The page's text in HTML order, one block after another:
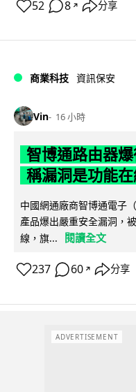
52 8 ↗ 分享
商業科技 資訊保安
Vin 16 小時
智博通路由器
稱漏洞是功能
中國網通廠商智博通電子
產品爆出嚴重安全漏洞，
線，旗...
閱讀全文
237 60 ↗ 分享
ADVERTISEMENT